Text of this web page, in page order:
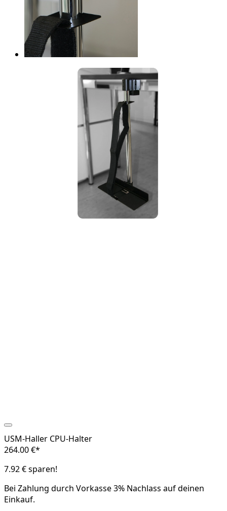
USM-Haller CPU-Halter
264.00 €*
7.92 € sparen!
Bei Zahlung durch Vorkasse3% Nachlass auf deinen
Einkauf.